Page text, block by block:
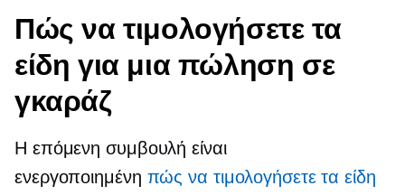
Πώς να τιμολογήσετε τα
είδη για μια πώληση σε
γκαράζ
Η επόμενη συμβουλή είναι
ενεργοποιημένη πώς να τιμολογήσετε τα είδη